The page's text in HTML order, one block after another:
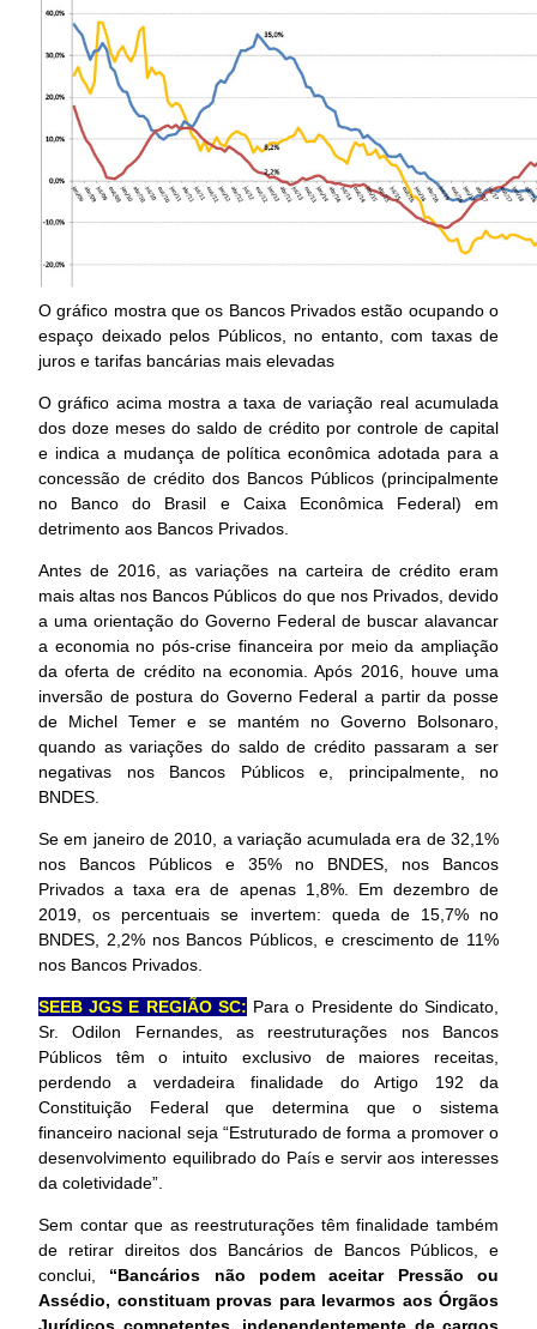
O gráfico mostra que os Bancos Privados estão ocupando o
espaço deixado pelos Públicos, no entanto, com taxas de
juros e tarifas bancárias mais elevadas
O gráfico acima mostra a taxa de variação real acumulada
dos doze meses do saldo de crédito por controle de capital
e indica a mudança de política econômica adotada para a
concessão de crédito dos Bancos Públicos (principalmente
no Banco do Brasil e Caixa Econômica Federal) em
detrimento aos Bancos Privados.
Antes de 2016, as variações na carteira de crédito eram
mais altas nos Bancos Públicos do que nos Privados, devido
a uma orientação do Governo Federal de buscar alavancar
a economia no pós-crise financeira por meio da ampliação
da oferta de crédito na economia. Após 2016, houve uma
inversão de postura do Governo Federal a partir da posse
de Michel Temer e se mantém no Governo Bolsonaro,
quando as variações do saldo de crédito passaram a ser
negativas nos Bancos Públicos e, principalmente, no
BNDES.
Se em janeiro de 2010, a variação acumulada era de 32,1%
nos Bancos Públicos e 35% no BNDES, nos Bancos
Privados a taxa era de apenas 1,8%. Em dezembro de
2019, os percentuais se invertem: queda de 15,7% no
BNDES, 2,2% nos Bancos Públicos, e crescimento de 11%
nos Bancos Privados.
SEEB JGS E REGIÃO SC: Para o Presidente do Sindicato,
Sr. Odilon Fernandes, as reestruturações nos Bancos
Públicos têm o intuito exclusivo de maiores receitas,
perdendo a verdadeira finalidade do Artigo 192 da
Constituição Federal que determina que o sistema
financeiro nacional seja “Estruturado de forma a promover o
desenvolvimento equilibrado do País e servir aos interesses
da coletividade”.
Sem contar que as reestruturações têm finalidade também
de retirar direitos dos Bancários de Bancos Públicos, e
conclui, “Bancários não podem aceitar Pressão ou
Assédio, constituam provas para levarmos aos Órgãos